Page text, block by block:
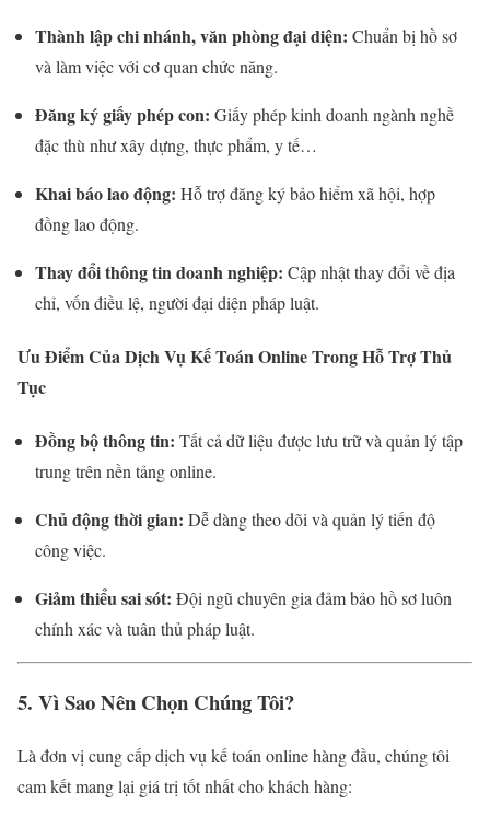
Thành lập chi nhánh, văn phòng đại diện: Chuẩn bị hồ sơ
và làm việc với cơ quan chức năng.
Đăng ký giấy phép con: Giấy phép kinh doanh ngành nghề
đặc thù như xây dựng, thực phẩm, y tế…
Khai báo lao động: Hỗ trợ đăng ký bảo hiểm xã hội, hợp
đồng lao động.
Thay đổi thông tin doanh nghiệp: Cập nhật thay đổi về địa
chỉ, vốn điều lệ, người đại diện pháp luật.
Ưu Điểm Của Dịch Vụ Kế Toán Online Trong Hỗ Trợ Thủ
Tục
Đồng bộ thông tin: Tất cả dữ liệu được lưu trữ và quản lý tập
trung trên nền tảng online.
Chủ động thời gian: Dễ dàng theo dõi và quản lý tiến độ
công việc.
Giảm thiểu sai sót: Đội ngũ chuyên gia đảm bảo hồ sơ luôn
chính xác và tuân thủ pháp luật.
5. Vì Sao Nên Chọn Chúng Tôi?
Là đơn vị cung cấp dịch vụ kế toán online hàng đầu, chúng tôi
cam kết mang lại giá trị tốt nhất cho khách hàng: